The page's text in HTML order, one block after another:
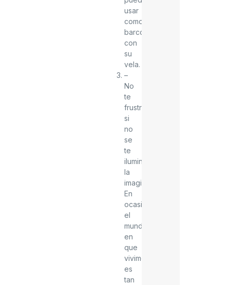
usar
como
barco
con
su
vela.
–
No
te
frustres
si
no
se
te
ilumina
la
imaginación.
En
ocasiones
el
mundo
en
que
vivimos
es
tan